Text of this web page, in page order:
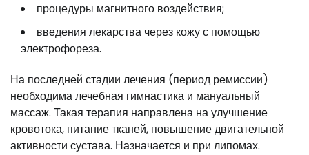
процедуры магнитного воздействия;
введения лекарства через кожу с помощью
электрофореза.
На последней стадии лечения (период ремиссии)
необходима лечебная гимнастика и мануальный
массаж. Такая терапия направлена на улучшение
кровотока, питание тканей, повышение двигательной
активности сустава. Назначается и при липомах.